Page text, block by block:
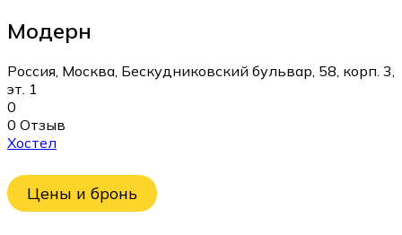
Модерн
Россия, Москва, Бескудниковский бульвар, 58, корп. 3,
эт. 1
0
0 Отзыв
Хостел
Цены и бронь